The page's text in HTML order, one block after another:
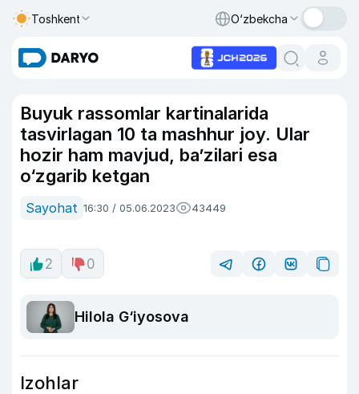
Toshkent O‘zbekcha
Buyuk rassomlar kartinalarida
tasvirlagan 10 ta mashhur joy. Ular
hozir ham mavjud, ba’zilari esa
o‘zgarib ketgan
Sayohat 16:30 / 05.06.2023 43449
2 0
Hilola G‘iyosova
Izohlar